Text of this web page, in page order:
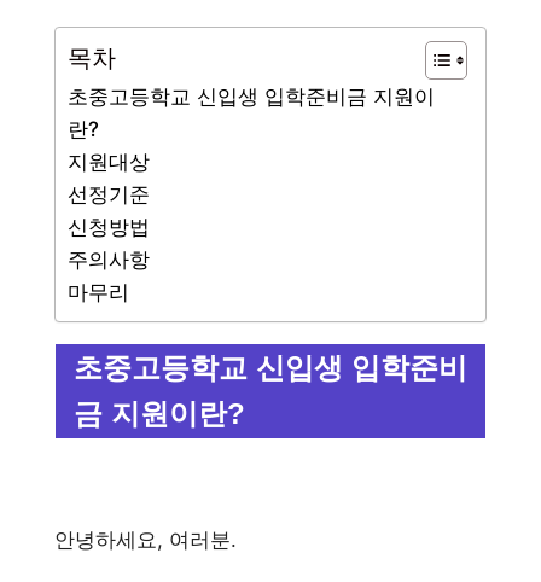
목차
초중고등학교 신입생 입학준비금 지원이
란?
지원대상
선정기준
신청방법
주의사항
마무리
초중고등학교 신입생 입학준비
금 지원이란?
안녕하세요, 여러분.